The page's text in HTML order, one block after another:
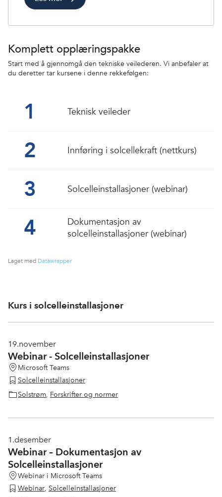
Kurs i solcelleinstallasjoner
19.november
Webinar - Solcelleinstallasjoner
Microsoft Teams
Solcelleinstallasjoner
Solstrøm, Forskrifter og normer
1.desember
Webinar – Dokumentasjon av
Solcelleinstallasjoner
Webinar i Microsoft Teams
Webinar, Solcelleinstallasjoner